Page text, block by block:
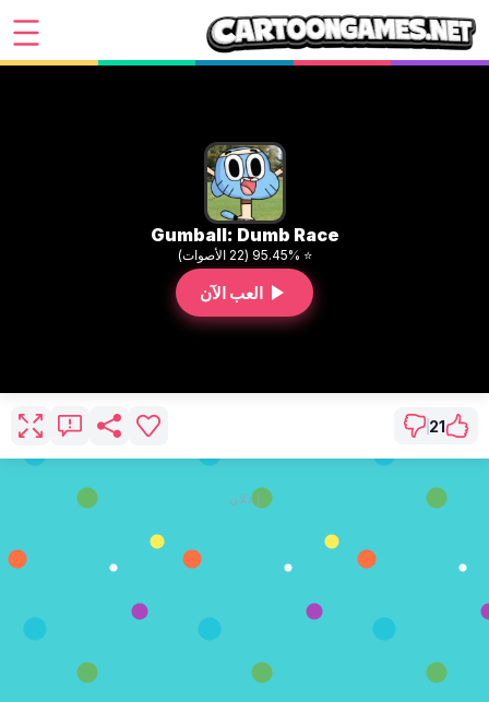
Gumball: Dumb Race
⭐ 95.45% (22 الأصوات)
العب الآن
21
إعلان